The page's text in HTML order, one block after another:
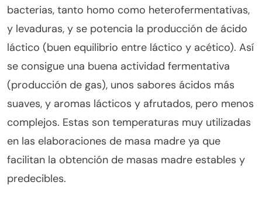
bacterias, tanto homo como heterofermentativas,
y levaduras, y se potencia la producción de ácido
láctico (buen equilibrio entre láctico y acético). Así
se consigue una buena actividad fermentativa
(producción de gas), unos sabores ácidos más
suaves, y aromas lácticos y afrutados, pero menos
complejos. Estas son temperaturas muy utilizadas
en las elaboraciones de masa madre ya que
facilitan la obtención de masas madre estables y
predecibles.